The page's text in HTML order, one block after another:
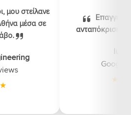
μου στείλανε
μέσα σε
ανταπόκριση,
Google